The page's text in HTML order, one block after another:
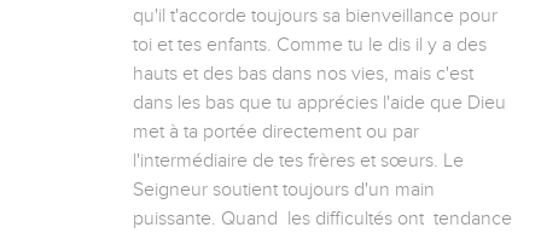
qu'il t'accorde toujours sa bienveillance pour
toi et tes enfants. Comme tu le dis il y a des
hauts et des bas dans nos vies, mais c'est
dans les bas que tu apprécies l'aide que Dieu
met à ta portée directement ou par
l'intermédiaire de tes frères et sœurs. Le
Seigneur soutient toujours d'un main
puissante. Quand  les difficultés ont  tendance